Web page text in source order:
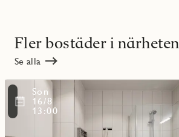
Fler bostäder i närheten
Se alla
Sön
16/8
13:00
Läs
mer
objekt